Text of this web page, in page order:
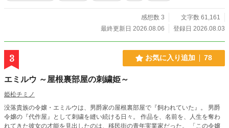
感想数 3
文字数 61,161
最終更新日 2026.08.06
登録日 2026.08.03
3 お気に入り追加 78
エミルウ ～屋根裏部屋の刺繍姫～
姫松チミノ
没落貴族の令嬢・エミルウは、男爵家の屋根裏部屋で『飼われていた』。 男爵
令嬢の『代作屋』として刺繍を縫い続ける日々。 作品を、名前を、人生を奪わ
れてきた彼女の才能を見出したのは、移民街の青年実業家だった。 「この令嬢